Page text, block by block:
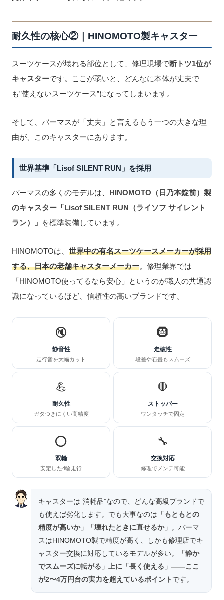
耐久性の核心②｜HINOMOTO製キャスター
スーツケースが壊れる部位として、修理現場で断トツ1位が
キャスターです。ここが弱いと、どんなに本体が丈夫で
も”使えないスーツケース”になってしまいます。
そして、バーマスが「丈夫」と言えるもう一つの大きな理
由が、このキャスターにあります。
世界基準「Lisof SILENT RUN」を採用
バーマスの多くのモデルは、 HINOMOTO（日乃本錠前）製
のキャスター「Lisof SILENT RUN（ライソフ サイレント
ラン）」 を標準装備しています。
HINOMOTOは、 世界中の有名スーツケースメーカーが採用
する、日本の老舗キャスターメーカー。修理業界では
「HINOMOTO使ってるなら安心」というのが職人の共通認
識になっているほど、信頼性の高いブランドです。
🔇
静音性
走行音を大幅カット
🛞
走破性
段差や石畳もスムーズ
💪
耐久性
ガタつきにくい高精度
🛑
ストッパー
ワンタッチで固定
⭕
双輪
安定した4輪走行
🔧
交換対応
修理でメンテ可能
キャスターは”消耗品”なので、どんな高級ブランドで
も使えば劣化します。でも大事なのは 「もともとの
精度が高いか」「壊れたときに直せるか」 。バーマ
スはHINOMOTO製で精度が高く、しかも修理店でキ
ャスター交換に対応しているモデルが多い。
「静か
でスムーズに転がる」上に「長く使える」——ここ
が2〜4万円台の実力を超えているポイント です。